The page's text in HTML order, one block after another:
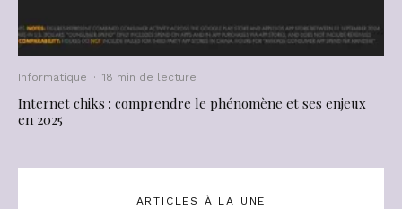
Informatique · 18 min de lecture
Internet chiks : comprendre le phénomène et ses enjeux
en 2025
ARTICLES À LA UNE